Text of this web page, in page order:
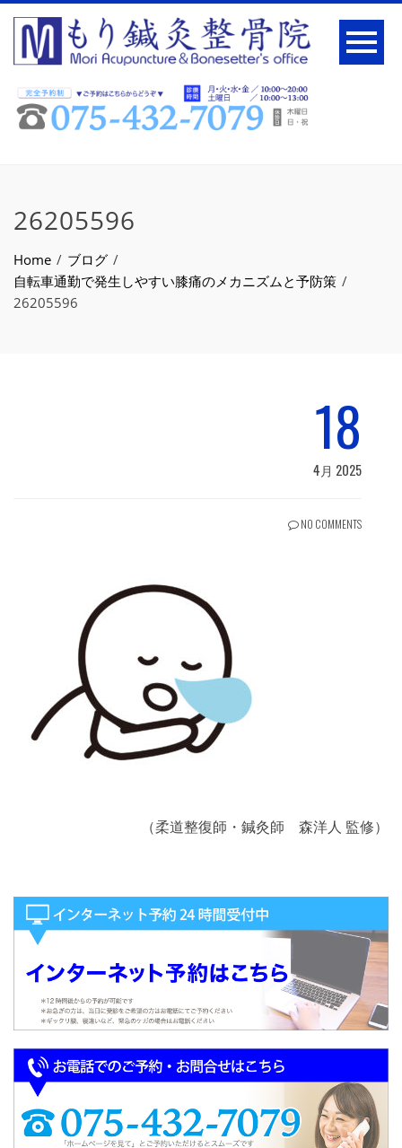
26205596
Home
ブログ
自転車通勤で発生しやすい膝痛のメカニズムと予防策
26205596
18
4月 2025
NO COMMENTS
（柔道整復師・鍼灸師 森洋人 監修）